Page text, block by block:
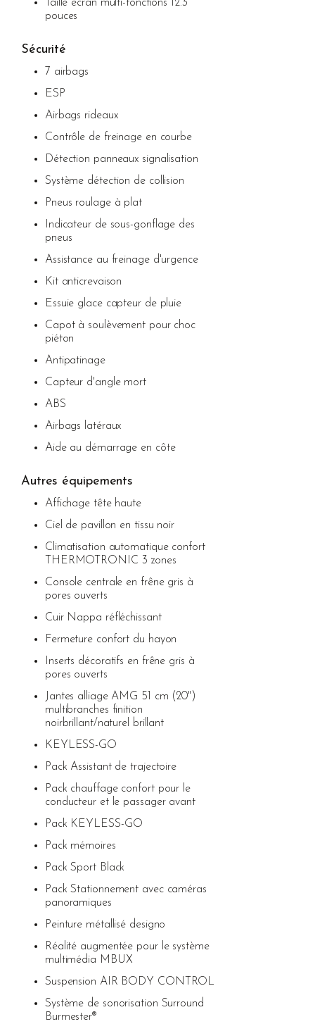
Taille écran multi-fonctions 12.3
pouces
Sécurité
7 airbags
ESP
Airbags rideaux
Contrôle de freinage en courbe
Détection panneaux signalisation
Système détection de collision
Pneus roulage à plat
Indicateur de sous-gonflage des
pneus
Assistance au freinage d'urgence
Kit anticrevaison
Essuie glace capteur de pluie
Capot à soulèvement pour choc
piéton
Antipatinage
Capteur d'angle mort
ABS
Airbags latéraux
Aide au démarrage en côte
Autres équipements
Affichage tête haute
Ciel de pavillon en tissu noir
Climatisation automatique confort
THERMOTRONIC 3 zones
Console centrale en frêne gris à
pores ouverts
Cuir Nappa réfléchissant
Fermeture confort du hayon
Inserts décoratifs en frêne gris à
pores ouverts
Jantes alliage AMG 51 cm (20")
multibranches finition
noirbrillant/naturel brillant
KEYLESS-GO
Pack Assistant de trajectoire
Pack chauffage confort pour le
conducteur et le passager avant
Pack KEYLESS-GO
Pack mémoires
Pack Sport Black
Pack Stationnement avec caméras
panoramiques
Peinture métallisé designo
Réalité augmentée pour le système
multimédia MBUX
Suspension AIR BODY CONTROL
Système de sonorisation Surround
Burmester®